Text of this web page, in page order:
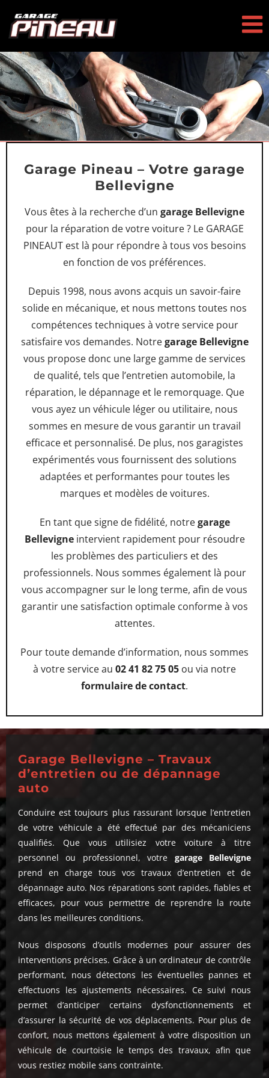
contenu
Garage Pineau – Votre garage
Bellevigne
Vous êtes à la recherche d’un garage Bellevigne
pour la réparation de votre voiture ? Le GARAGE
PINEAUT est là pour répondre à tous vos besoins
en fonction de vos préférences.
Depuis 1998, nous avons acquis un savoir-faire
solide en mécanique, et nous mettons toutes nos
compétences techniques à votre service pour
satisfaire vos demandes. Notregarage Bellevigne
vous propose donc une large gamme de services
de qualité, tels que l’entretien automobile, la
réparation, le dépannage et le remorquage. Que
vous ayez un véhicule léger ou utilitaire, nous
sommes en mesure de vous garantir un travail
efficace et personnalisé. De plus, nos garagistes
expérimentés vous fournissent des solutions
adaptées et performantes pour toutes les
marques et modèles de voitures.
En tant que signe de fidélité, notregarage
Bellevigneintervient rapidement pour résoudre
les problèmes des particuliers et des
professionnels. Nous sommes également là pour
vous accompagner sur le long terme, afin de vous
garantir une satisfaction optimale conforme à vos
attentes.
Pour toute demande d’information, nous sommes
à votre service au 02 41 82 75 05 ou via notre
formulaire de contact.
Garage Bellevigne – Travaux
d’entretien ou de dépannage
auto
Conduire est toujours plus rassurant lorsque l’entretien
de votre véhicule a été effectué par des mécaniciens
qualifiés. Que vous utilisiez votre voiture à titre
personnel ou professionnel, votre garage Bellevigne
prend en charge tous vos travaux d’entretien et de
dépannage auto. Nos réparations sont rapides, fiables et
efficaces, pour vous permettre de reprendre la route
dans les meilleures conditions.
Nous disposons d’outils modernes pour assurer des
interventions précises. Grâce à un ordinateur de contrôle
performant, nous détectons les éventuelles pannes et
effectuons les ajustements nécessaires. Ce suivi nous
permet d’anticiper certains dysfonctionnements et
d’assurer la sécurité de vos déplacements. Pour plus de
confort, nous mettons également à votre disposition un
véhicule de courtoisie le temps des travaux, afin que
vous restiez mobile sans contrainte.